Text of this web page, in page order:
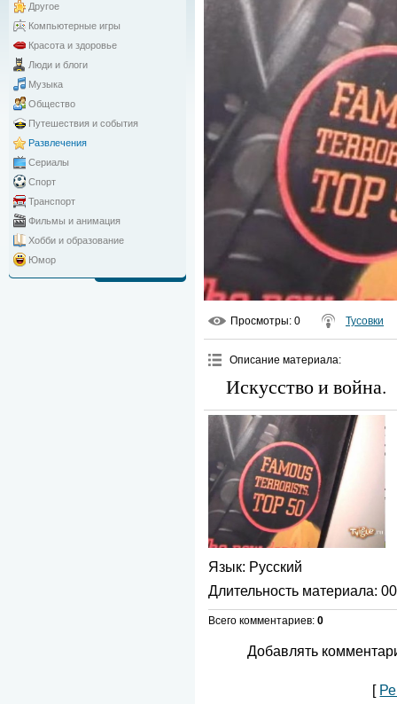
Другое
Компьютерные игры
Красота и здоровье
Люди и блоги
Музыка
Общество
Путешествия и события
Развлечения
Сериалы
Спорт
Транспорт
Фильмы и анимация
Хобби и образование
Юмор
Просмотры: 0 Тусовки
Описание материала:
Искусство и война.
Язык: Русский
Длительность материала:
Всего комментариев: 0
Добавлять
[